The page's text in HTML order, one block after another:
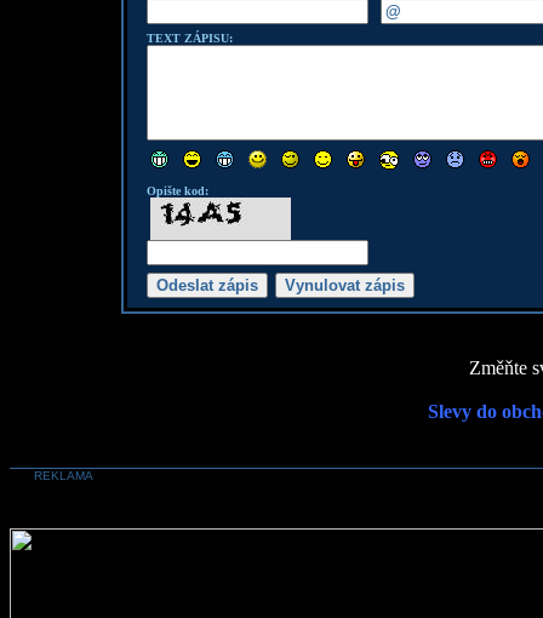
TEXT ZÁPISU:
Opište kod:
Změňte
Slevy do
REKLAMA